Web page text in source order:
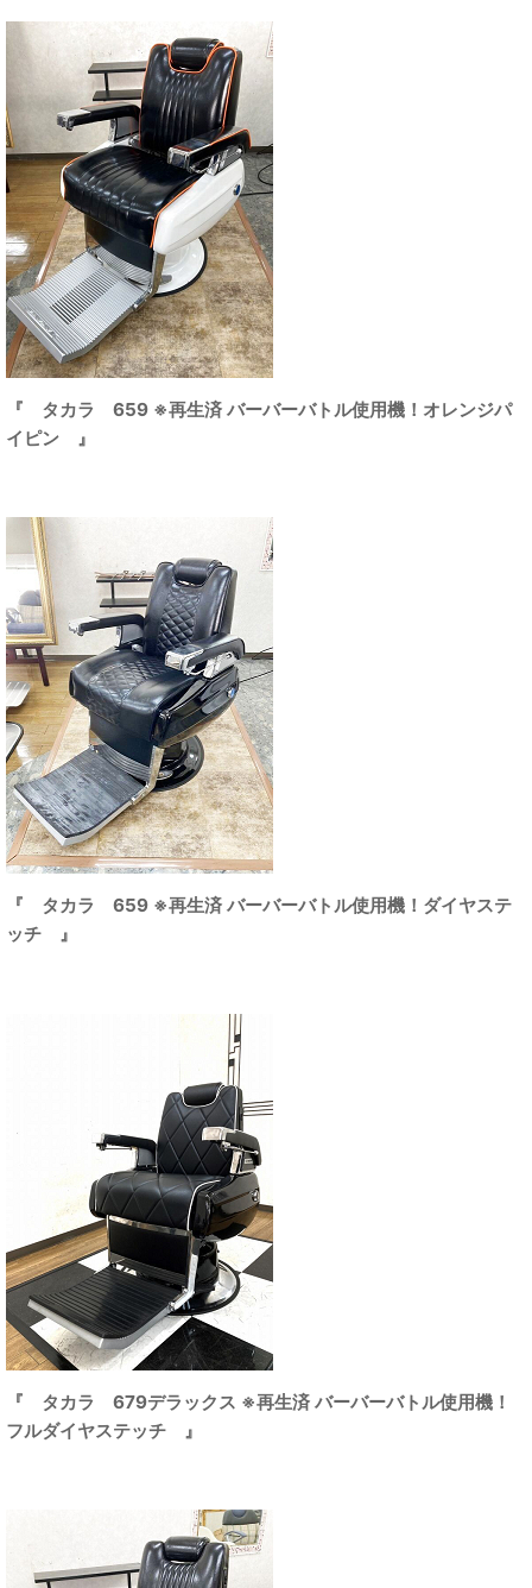
『 タカラ 659 ※再生済 バーバーバトル使用機！オレンジパ
イピン 』
『 タカラ 659 ※再生済 バーバーバトル使用機！ダイヤステ
ッチ 』
『 タカラ 679デラックス ※再生済 バーバーバトル使用機！
フルダイヤステッチ 』